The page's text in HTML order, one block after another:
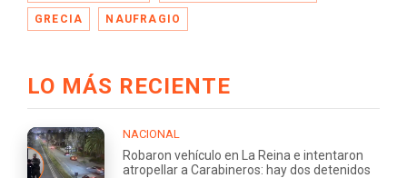
GRECIA NAUFRAGIO
LO MÁS RECIENTE
NACIONAL
Robaron vehículo en La Reina e intentaron
atropellar a Carabineros: hay dos detenidos